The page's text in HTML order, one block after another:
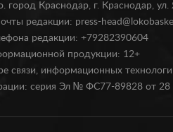
город Краснодар, г. Краснодар,
редакции: press-
редакции: +79282390604
продукции: 12+
связи, информационных
серия Эл № ФС77-89828 от 28